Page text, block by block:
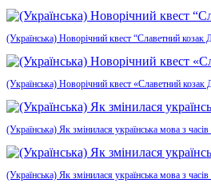
(Українська) Новорічний квест “Славетний
(Українська) Новорічний квест «Славетний
(Українська) Як змінилася українська мова з
(Українська) Як змінилася українська мова з